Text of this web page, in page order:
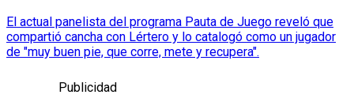
El actual panelista del programa Pauta de Juego reveló que
compartió cancha con Lértero y lo catalogó como un jugador
de "muy buen pie, que corre, mete y recupera".
Publicidad